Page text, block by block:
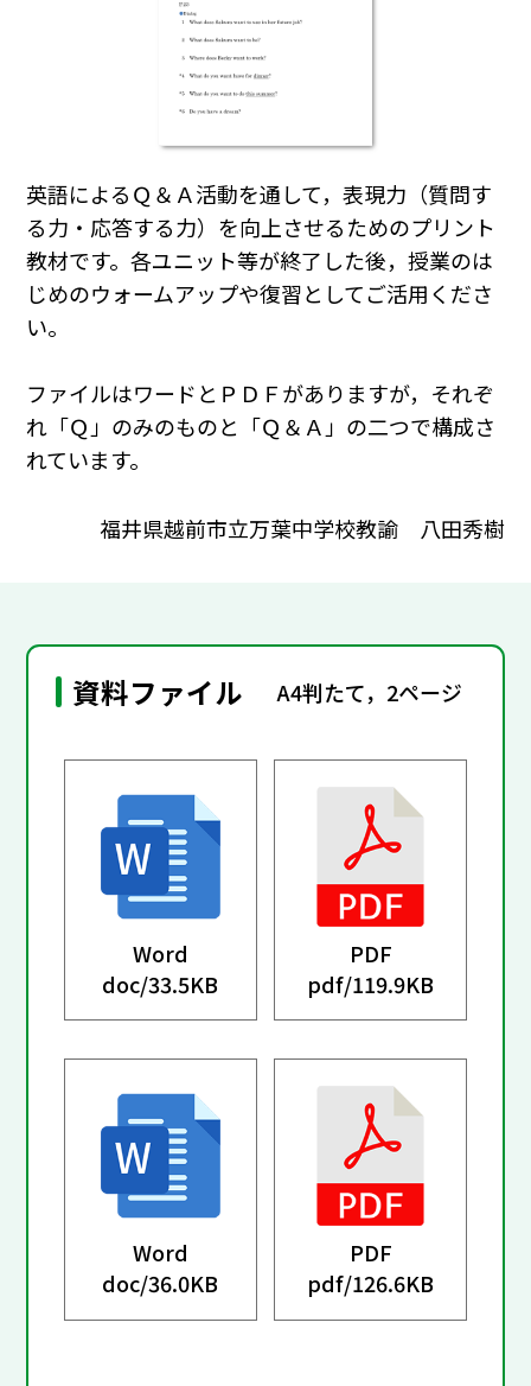
英語によるＱ＆Ａ活動を通して，表現力（質問す
る力・応答する力）を向上させるためのプリント
教材です。各ユニット等が終了した後，授業のは
じめのウォームアップや復習としてご活用くださ
い。
ファイルはワードとＰＤＦがありますが，それぞ
れ「Ｑ」のみのものと「Ｑ＆Ａ」の二つで構成さ
れています。
福井県越前市立万葉中学校教諭 八田秀樹
資料ファイル A4判たて，2ページ
Word
doc/33.5KB
PDF
pdf/119.9KB
Word
doc/36.0KB
PDF
pdf/126.6KB